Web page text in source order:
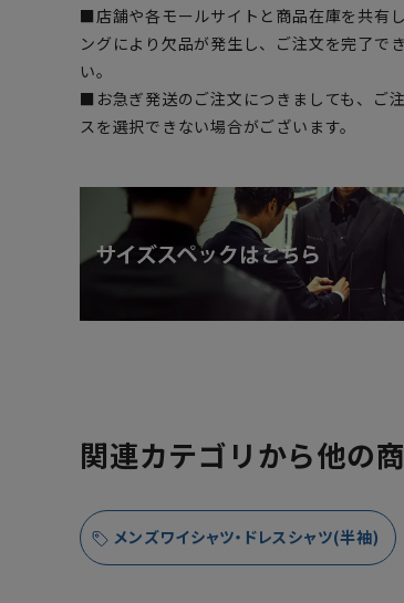
■店舗や各モールサイトと商品在庫を共有
ングにより欠品が発生し、ご注文を完了で
い。
■お急ぎ発送のご注文につきましても、ご
スを選択できない場合がございます。
関連カテゴリから他の
メンズワイシャツ・ドレスシャツ(半袖)